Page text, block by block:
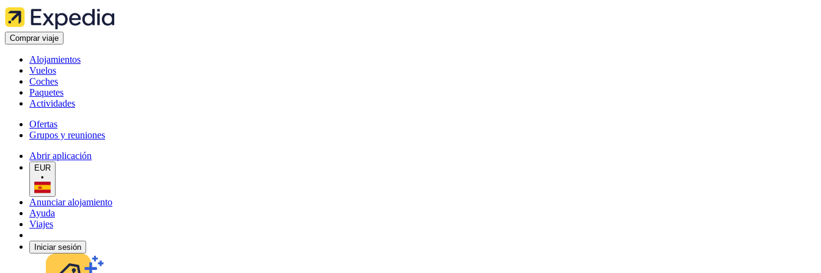
Comprar viaje
Alojamientos
Vuelos
Coches
Paquetes
Actividades
Ofertas
Grupos y reuniones
Abrir aplicación
EUR
•
Anunciar alojamiento
Ayuda
Viajes
Iniciar sesión